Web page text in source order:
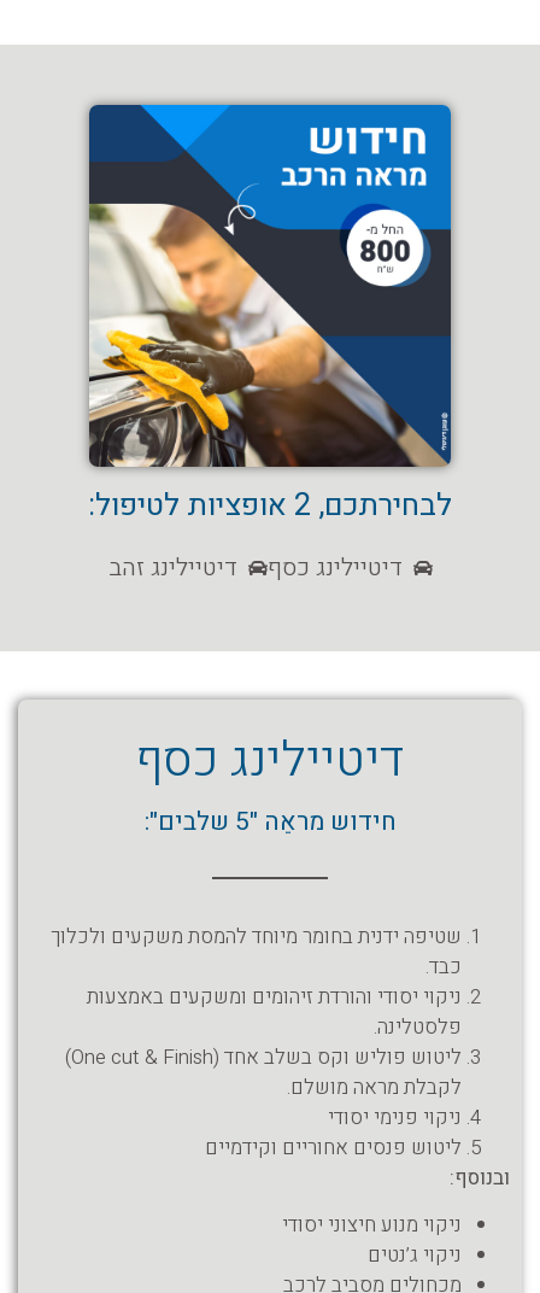
לבחירתכם, 2 אופציות לטיפול:
דיטיילינג כסף דיטיילינג זהב
דיטיילינג כסף
חידוש מראֵה "5 שלבים":
שטיפה ידנית בחומר מיוחד להמסת משקעים ולכלוך
כבד.
ניקוי יסודי והורדת זיהומים ומשקעים באמצעות
פלסטלינה.
ליטוש פוליש וקס בשלב אחד (One cut & Finish)
לקבלת מראה מושלם.
ניקוי פנימי יסודי
ליטוש פנסים אחוריים וקידמיים
ובנוסף:
ניקוי מנוע חיצוני יסודי
ניקוי ג’נטים
מכחולים מסביב לרכב